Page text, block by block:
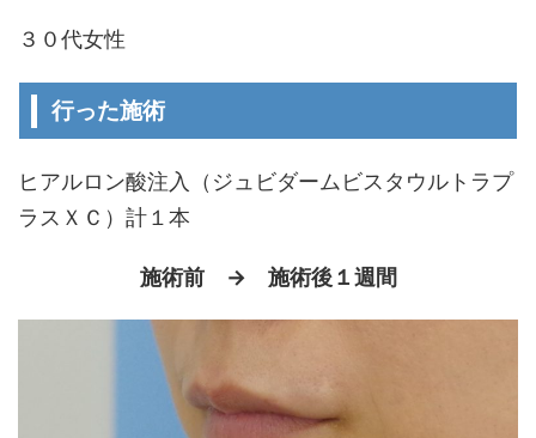
３０代女性
行った施術
ヒアルロン酸注入（ジュビダームビスタウルトラプ
ラスＸＣ）計１本
施術前 → 施術後１週間